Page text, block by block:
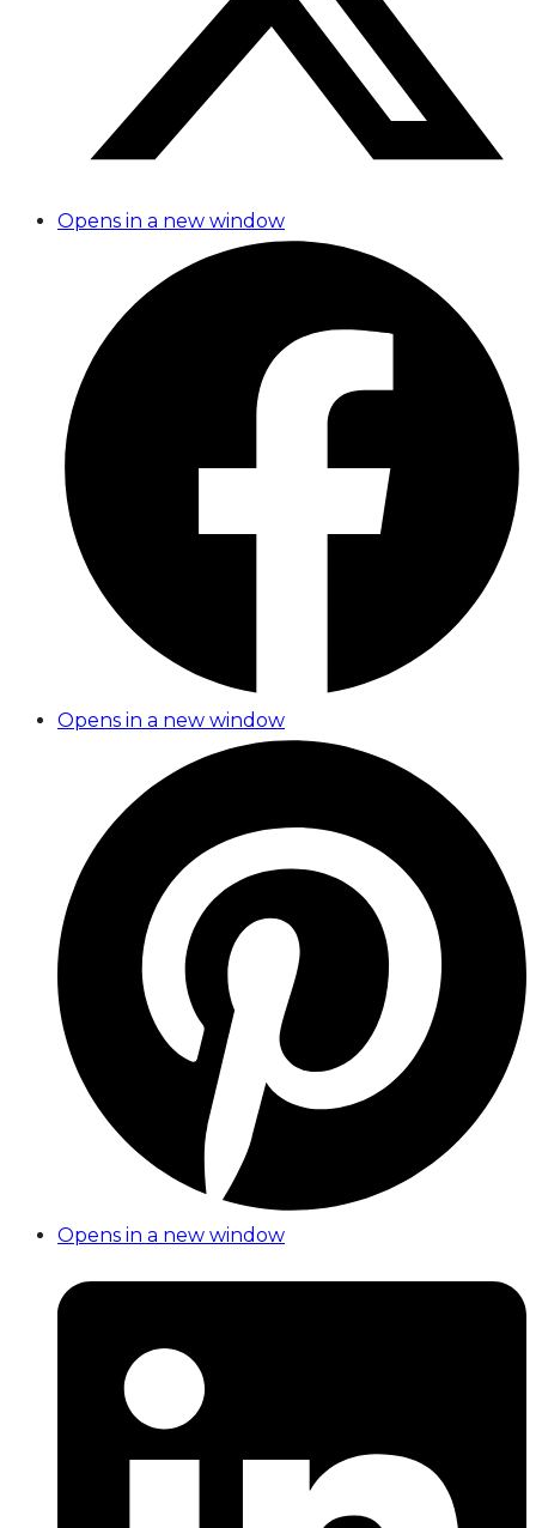
Opens in a new window
Opens in a new window
Opens in a new window